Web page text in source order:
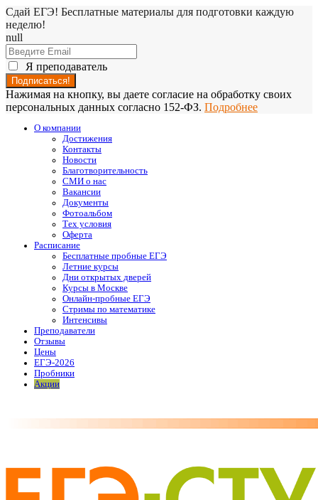
Сдай ЕГЭ! Бесплатные материалы для подготовки каждую
неделю!
null
Я преподаватель
Нажимая на кнопку, вы даете согласие на обработку своих
персональных данных согласно 152-ФЗ. Подробнее
О компании
Достижения
Контакты
Новости
Благотворительность
СМИ о нас
Вакансии
Документы
Фотоальбом
Тех условия
Оферта
Расписание
Бесплатные пробные ЕГЭ
Летние курсы
Дни открытых дверей
Курсы в Москве
Онлайн-пробные ЕГЭ
Стримы по математике
Интенсивы
Преподаватели
Отзывы
Цены
ЕГЭ-2026
Пробники
Акции